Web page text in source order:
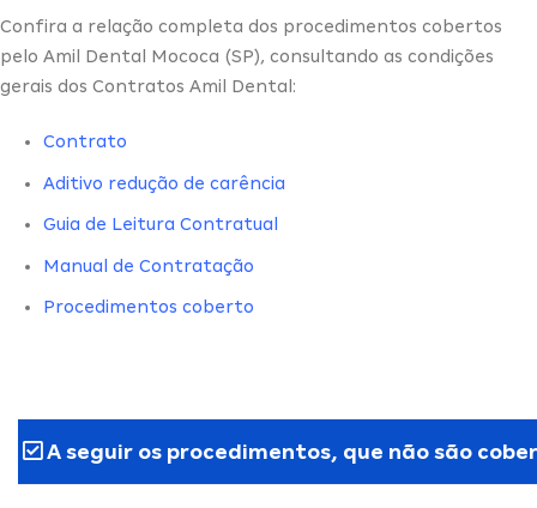
Confira a relação completa dos procedimentos cobertos
pelo Amil Dental Mococa (SP), consultando as condições
gerais dos Contratos Amil Dental:
Contrato
Aditivo redução de carência
Guia de Leitura Contratual
Manual de Contratação
Procedimentos coberto
A seguir os procedimentos, que não são